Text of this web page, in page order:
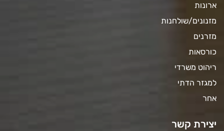
ארונות
מזנונים/שולחנות
מזרנים
כורסאות
ריהוט משרדי
למגזר הדתי
אחר
יצירת קשר